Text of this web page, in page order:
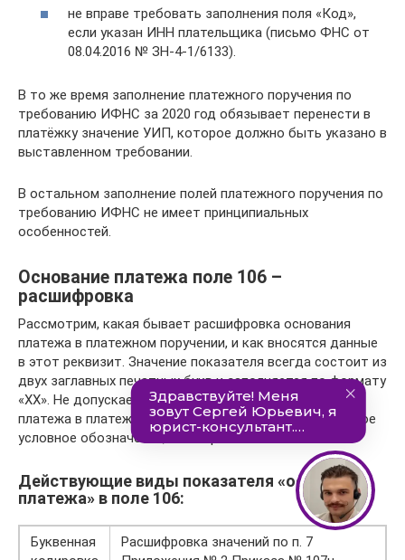
не вправе требовать заполнения поля «Код»,
если указан ИНН плательщика (письмо ФНС от
08.04.2016 № ЗН-4-1/6133).
В то же время заполнение платежного поручения по
требованию ИФНС за 2020 год обязывает перенести в
платёжку значение УИП, которое должно быть указано в
выставленном требовании.
В остальном заполнение полей платежного поручения по
требованию ИФНС не имеет принципиальных
особенностей.
Основание платежа поле 106 –
расшифровка
Рассмотрим, какая бывает расшифровка основания
платежа в платежном поручении, и как вносятся данные
в этот реквизит. Значение показателя всегда состоит из
двух заглавных печатных букв и заполняется по формату
«ХХ». Не допускается оставлять пустое основание
платежа в платежке: следует либо внести официальное
условное обозначение, либо проставить «0».
Действующие виды показателя «основание
платежа» в поле 106:
Буквенная
Расшифровка значений по п. 7